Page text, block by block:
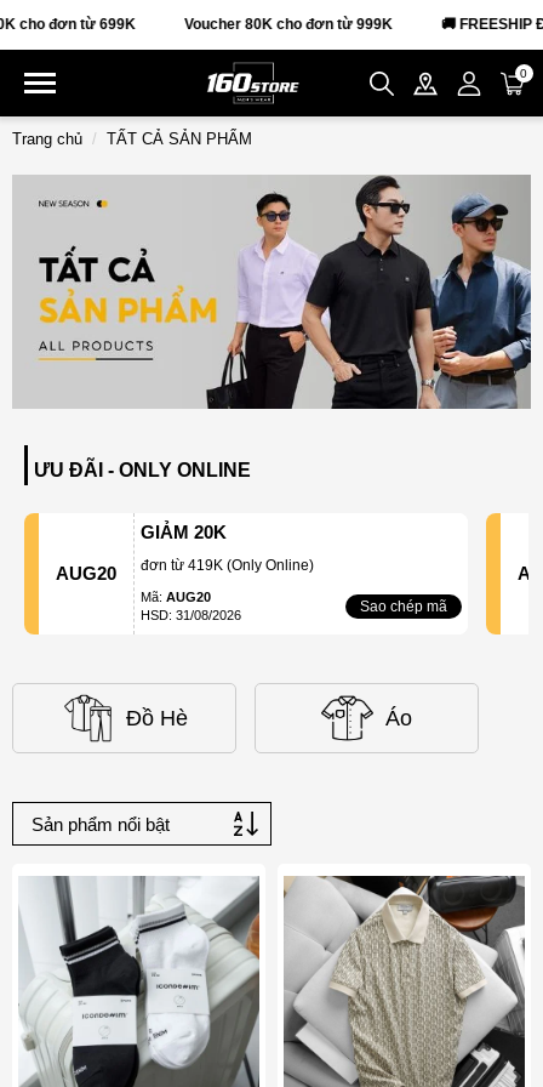
từ 699K Voucher 80K cho đơn từ 999K 🚚 FREESHIP ĐƠN TỪ
0
Trang chủ TẤT CẢ SẢN PHẨM
ƯU ĐÃI - ONLY ONLINE
AUG20
GIẢM 20K
đơn từ 419K (Only Online)
Mã:AUG20
HSD: 31/08/2026
Sao chép mã
Đồ Hè Áo